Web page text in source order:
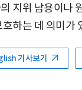
지위 남용이나
호하는 데 의미가
기사보기